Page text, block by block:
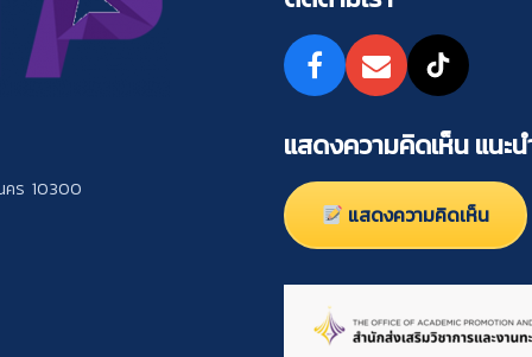
คร 10300
แสดงความคิดเห็น แนะ
แสดงความคิดเห็น